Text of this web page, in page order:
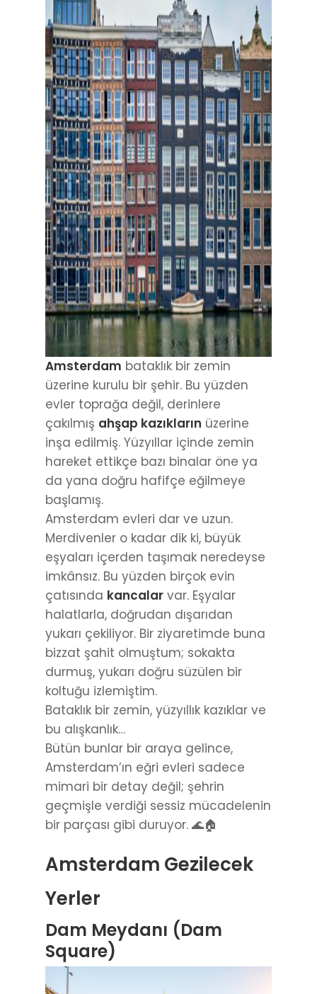
Amsterdambataklık bir zemin
üzerine kurulu bir şehir. Bu yüzden
evler toprağa değil, derinlere
çakılmışahşap kazıkların üzerine
inşa edilmiş. Yüzyıllar içinde zemin
hareket ettikçe bazı binalar öne ya
da yana doğru hafifçe eğilmeye
başlamış.
Amsterdam evleri dar ve uzun.
Merdivenler o kadar dik ki, büyük
eşyaları içerden taşımak neredeyse
imkânsız. Bu yüzden birçok evin
çatısındakancalarvar. Eşyalar
halatlarla, doğrudan dışarıdan
yukarı çekiliyor. Bir ziyaretimde buna
bizzat şahit olmuştum; sokakta
durmuş, yukarı doğru süzülen bir
koltuğu izlemiştim.
Bataklık bir zemin, yüzyıllık kazıklar ve
bu alışkanlık…
Bütün bunlar bir araya gelince,
Amsterdam’ın eğri evleri sadece
mimari bir detay değil; şehrin
geçmişle verdiği sessiz mücadelenin
bir parçası gibi duruyor. 🌊🏠
Amsterdam Gezilecek
Yerler
Dam Meydanı (Dam
Square)